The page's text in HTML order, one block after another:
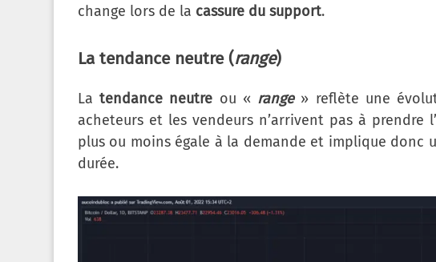
change lors de la cassure du support.
La tendance neutre (range)
Latendance neutre ou « range» reflète une
acheteurs et les vendeurs n’arrivent pas à prendre
plus ou moins égale à la demande et implique donc
durée.